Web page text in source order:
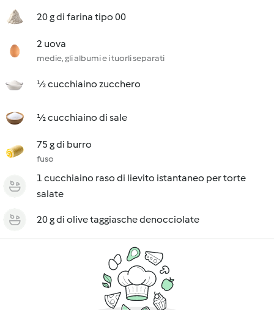
20 g di farina tipo 00
2 uova
medie, gli albumi e i tuorli separati
½ cucchiaino zucchero
½ cucchiaino di sale
75 g di burro
fuso
1 cucchiaino raso di lievito istantaneo per torte
salate
20 g di olive taggiasche denocciolate